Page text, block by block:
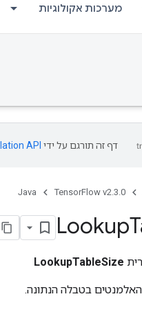
מערכות אקולוגיות
דף זה תורגם על ידי API
TensorFlow v2.3.0
Java
Lookup
LookupTableSize
בטבלה הנתונה.